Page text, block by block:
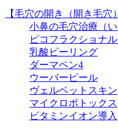
【毛穴の開き（開き毛穴
小鼻の毛穴治療（
ピコフラクショナ
乳酸ピーリング
ダーマペン4
ウーバーピール
ヴェルベットスキン
マイクロボトックス
ビタミンイオン導入